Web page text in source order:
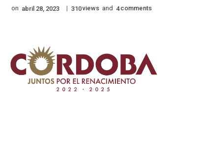
on abril 28, 2023 | 310views and 4 comments